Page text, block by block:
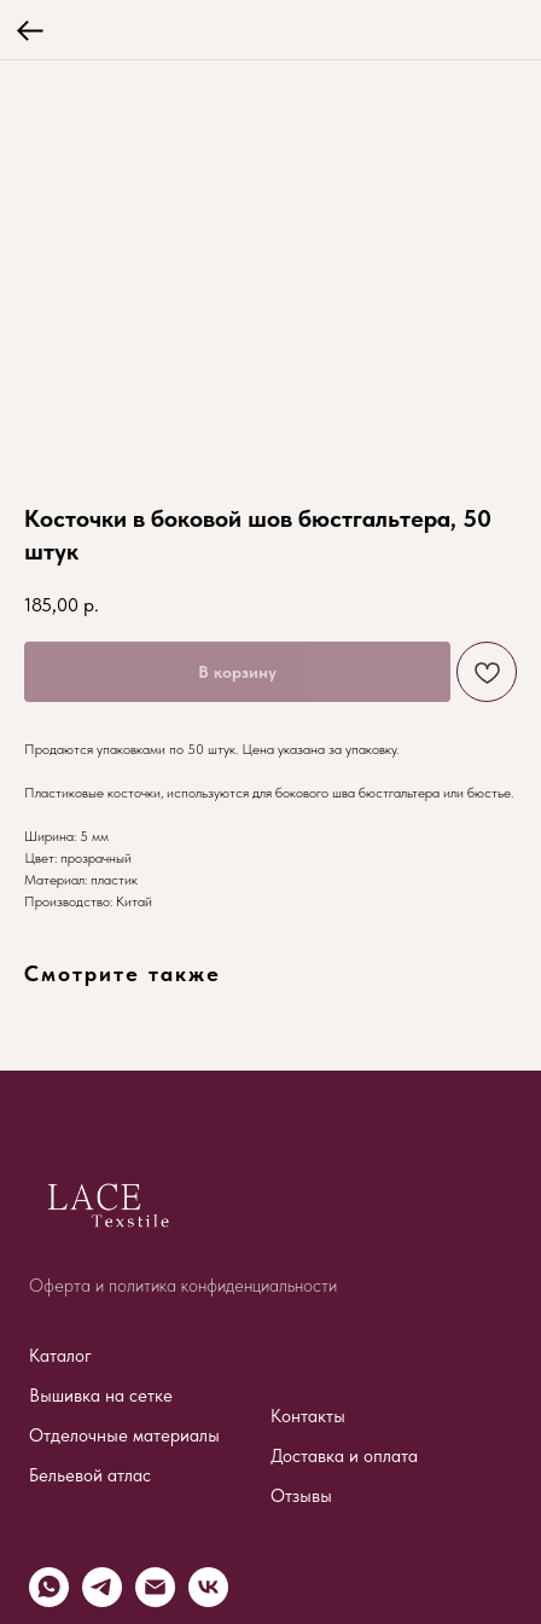
Косточки в боковой шов бюстгальтера, 50
штук
185,00 р.
В корзину
Продаются упаковками по 50 штук. Цена указана за упаковку.
Пластиковые косточки, используются для бокового шва бюстгальтера или бюстье.
Ширина: 5 мм
Цвет: прозрачный
Материал: пластик
Производство: Китай
Смотрите также
Оферта и политика конфиденциальности
Каталог
Вышивка на сетке
Отделочные материалы
Бельевой атлас
Контакты
Доставка и оплата
Отзывы